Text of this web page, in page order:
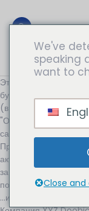
Это пример страницы.
будет находиться в
(в большинстве тем).
"О себе", которая
сайта. На ней может
Привет! Днем я
актер, и это мой
замечательная
попадать под дождь).
...или что-то вроде
We've
speaking
want to
Close